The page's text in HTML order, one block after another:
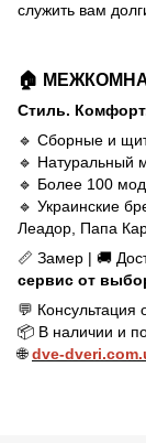
служить вам
🏠
Стиль.
🔹 Сборные и
🔹 Натуральный
🔹 Более 100
🔹 Украинские
Леадор, Папа
📏 Замер | 🚚
сервис от
💬 Консультация
📦 В наличии и
🌐dve-